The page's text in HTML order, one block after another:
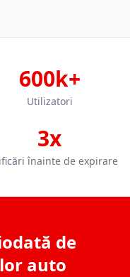
600k+
Utilizatori
3x
înainte de expirare
de
auto